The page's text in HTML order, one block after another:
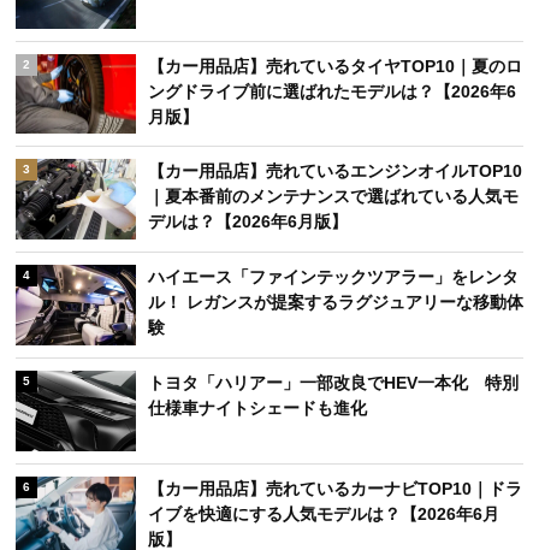
2
【カー用品店】売れているタイヤTOP10｜夏のロ
ングドライブ前に選ばれたモデルは？【2026年6
月版】
3
【カー用品店】売れているエンジンオイルTOP10
｜夏本番前のメンテナンスで選ばれている人気モ
デルは？【2026年6月版】
4
ハイエース「ファインテックツアラー」をレンタ
ル！ レガンスが提案するラグジュアリーな移動体
験
5
トヨタ「ハリアー」一部改良でHEV一本化 特別
仕様車ナイトシェードも進化
6
【カー用品店】売れているカーナビTOP10｜ドラ
イブを快適にする人気モデルは？【2026年6月
版】